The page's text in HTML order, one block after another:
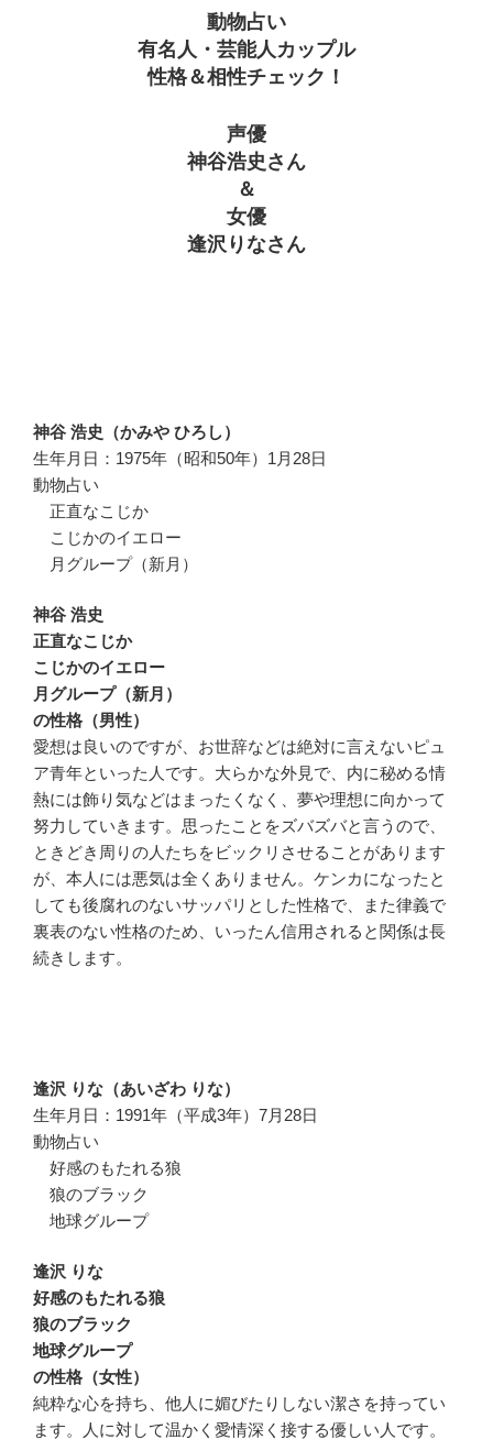
動物占い
有名人・芸能人カップル
性格＆相性チェック！
声優
神谷浩史さん
＆
女優
逢沢りなさん
神谷 浩史（かみや ひろし）
生年月日：1975年（昭和50年）1月28日
動物占い
正直なこじか
こじかのイエロー
月グループ（新月）
神谷 浩史
正直なこじか
こじかのイエロー
月グループ（新月）
の性格（男性）
愛想は良いのですが、お世辞などは絶対に言えないピュ
ア青年といった人です。大らかな外見で、内に秘める情
熱には飾り気などはまったくなく、夢や理想に向かって
努力していきます。思ったことをズバズバと言うので、
ときどき周りの人たちをビックリさせることがあります
が、本人には悪気は全くありません。ケンカになったと
しても後腐れのないサッパリとした性格で、また律義で
裏表のない性格のため、いったん信用されると関係は長
続きします。
逢沢 りな（あいざわ りな）
生年月日：1991年（平成3年）7月28日
動物占い
好感のもたれる狼
狼のブラック
地球グループ
逢沢 りな
好感のもたれる狼
狼のブラック
地球グループ
の性格（女性）
純粋な心を持ち、他人に媚びたりしない潔さを持ってい
ます。人に対して温かく愛情深く接する優しい人です。